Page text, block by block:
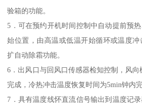
验箱的功能。
5．可在预约开机时间控制中自动提前预
始位置，由高温或低温开始循环或温度
扩自动除霜功能。
6．出风口与回风口传感器检知控制，风向
完成，冷热冲击温度恢复时间为5min钟内完
7．具有温度线怀直流信号输出到温度记